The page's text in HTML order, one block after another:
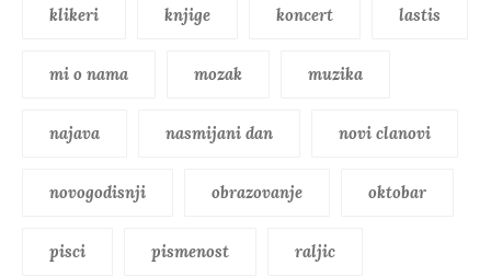
klikeri knjige koncert lastis
mi o nama mozak muzika
najava nasmijani dan novi clanovi
novogodisnji obrazovanje oktobar
pisci pismenost raljic